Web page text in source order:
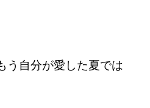
う自分が愛した夏では